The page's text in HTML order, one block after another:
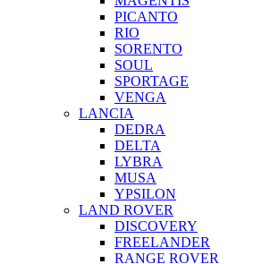
PICANTO
RIO
SORENTO
SOUL
SPORTAGE
VENGA
LANCIA
DEDRA
DELTA
LYBRA
MUSA
YPSILON
LAND ROVER
DISCOVERY
FREELANDER
RANGE ROVER